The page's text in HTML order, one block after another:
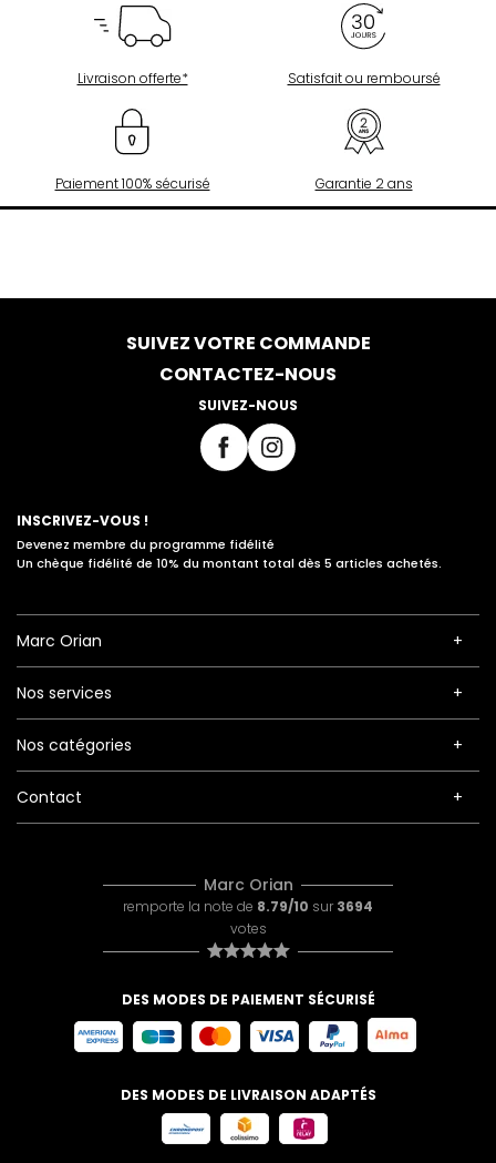
Livraison offerte* Satisfait ou remboursé
Paiement 100% sécurisé Garantie 2 ans
SUIVEZ VOTRE COMMANDE
CONTACTEZ-NOUS
SUIVEZ-NOUS
INSCRIVEZ-VOUS !
Devenez membre du programme fidélité
Un chèque fidélité de 10% du montant total dès 5 articles achetés.
Marc Orian
Nos services
Nos catégories
Contact
Marc Orian
remporte la note de 8.79/10 sur 3694
votes
DES MODES DE PAIEMENT SÉCURISÉ
DES MODES DE LIVRAISON ADAPTÉS